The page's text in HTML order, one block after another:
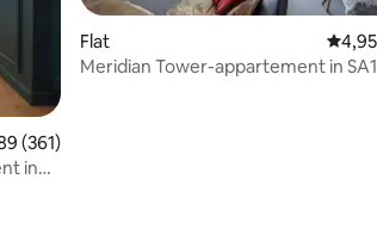
beoordeling van 4,89 op 5, 361
(361)
in
Flat
Meridian Tower-appartement in